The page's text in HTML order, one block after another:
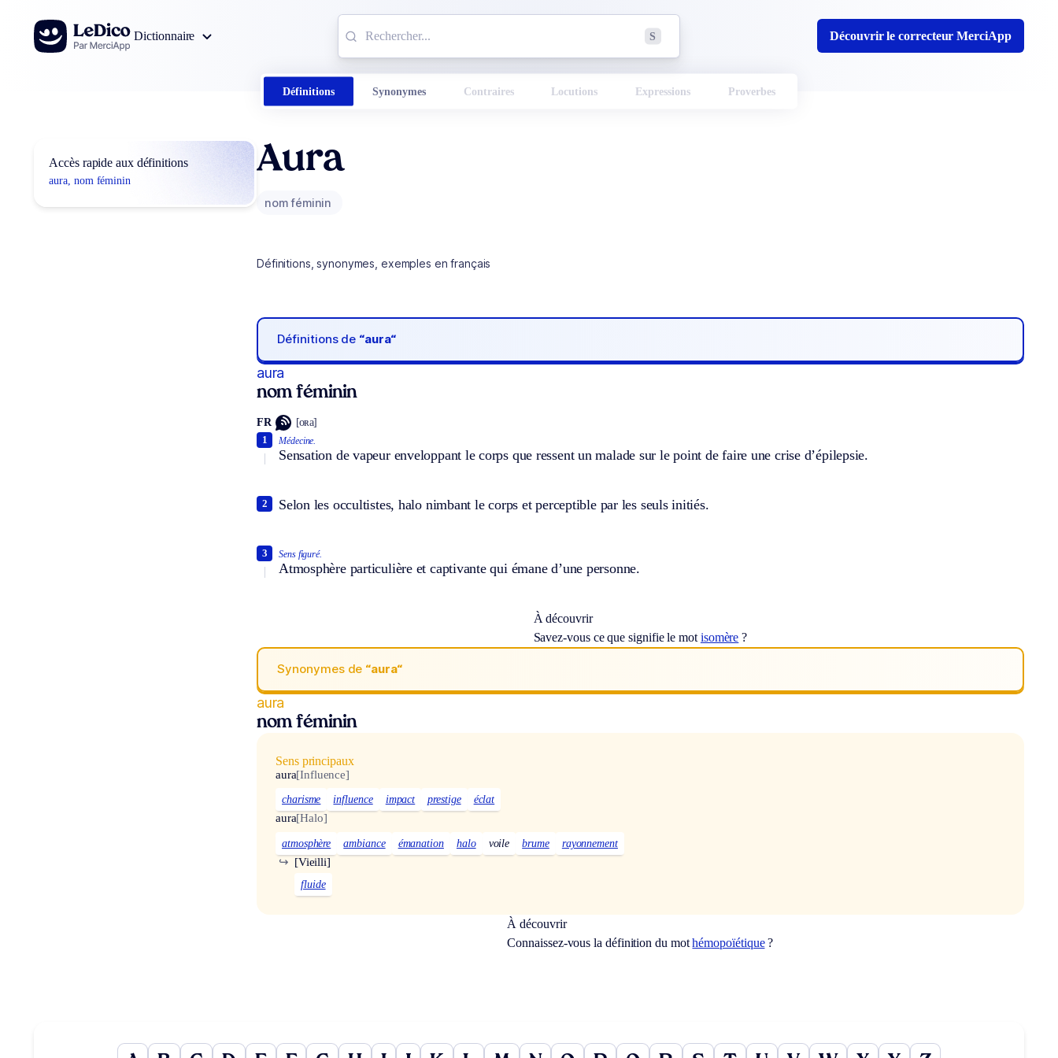
Aller au contenu
Dictionnaire
S Découvrir le correcteur MerciApp
Définitions Synonymes Contraires Locutions Expressions Proverbes
Accès rapide aux définitions
aura, nom féminin
Aura
nom féminin
Définitions, synonymes, exemples en français
Définitions de “aura“
aura
nom féminin
FR [oʀa]
Médecine.
Sensation de vapeur enveloppant le corps que ressent un malade sur le point de faire une crise d’épilepsie.
1
Selon les occultistes, halo nimbant le corps et perceptible par les seuls initiés.
2
Sens figuré.
Atmosphère particulière et captivante qui émane d’une personne.
3
À découvrir
Savez-vous ce que signifie le mot isomère ?
Synonymes de “aura“
aura
nom féminin
Sens principaux
aura[Influence]
charisme influence impact prestige éclat
aura[Halo]
atmosphère ambiance émanation halo voile brume rayonnement
[Vieilli]
↪
fluide
À découvrir
Connaissez-vous la définition du mothémopoïétique?